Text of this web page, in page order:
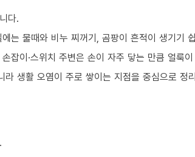
다.
는 물때와 비누 찌꺼기, 곰팡이 흔적이 생기기
잡이·스위치 주변은 손이 자주 닿는 만큼 얼룩
생활 오염이 주로 쌓이는 지점을 중심으로 정